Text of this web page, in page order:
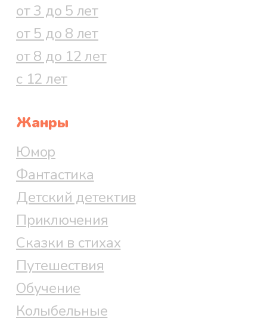
от 3 до 5 лет
от 5 до 8 лет
от 8 до 12 лет
с 12 лет
Жанры
Юмор
Фантастика
Детский детектив
Приключения
Сказки в стихах
Путешествия
Обучение
Колыбельные